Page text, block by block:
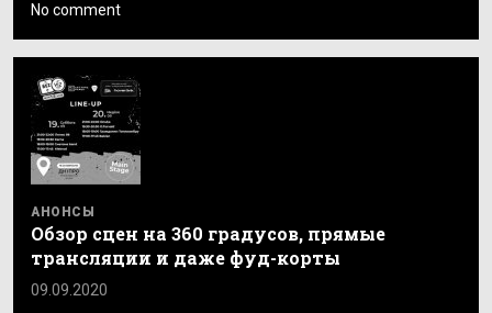
No comment
АНОНСЫ
Обзор сцен на 360 градусов, прямые
трансляции и даже фуд-корты
09.09.2020